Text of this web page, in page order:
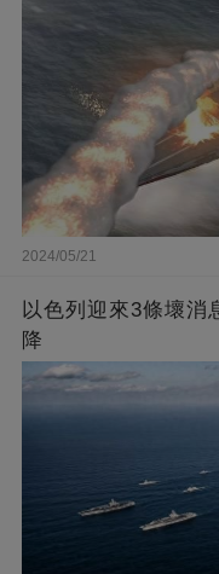
2024/05/21
以色列迎來3條壞消
降